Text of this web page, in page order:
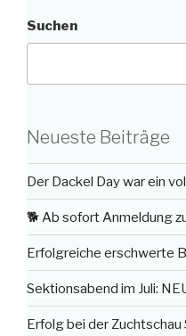
Suchen
Neueste Beiträge
Der Dackel Day war ein
🐕 Ab sofort Anmeldung
Erfolgreiche erschwerte
Sektionsabend im Juli:
Erfolg bei der Zuchtschau